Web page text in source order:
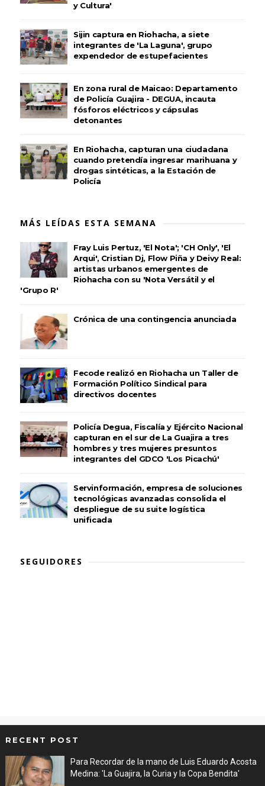
y Cultura'
Sijin captura en Riohacha, a siete
integrantes de 'La Laguna', grupo
expendedor de estupefacientes
En zona rural de Maicao: Departamento
de Policía Guajira - DEGUA, incauta
fósforos eléctricos y cápsulas
detonantes
En Riohacha, capturan una ciudadana
cuando pretendía ingresar marihuana y
drogas sintéticas, a la Estación de
Policía
MÁS LEÍDAS ESTA SEMANA
Fray Luis Pertuz, 'El Nota'; 'CH Only', 'El
Arqui', Cristian Dj, Flow Piña y Deivy Real:
artistas urbanos emergentes de
Riohacha con su 'Nota Versátil y el
'Grupo R'
Crónica de una contingencia anunciada
Fecode realizó en Riohacha un Taller de
Formación Político Sindical para
directivos docentes
Policía Degua, Fiscalía y Ejército Nacional
capturan en el sur de La Guajira a tres
hombres y tres mujeres presuntos
integrantes del GDCO 'Los Picachú'
Servinformación, empresa de soluciones
tecnológicas avanzadas consolida el
despliegue de su suite logística
unificada
SEGUIDORES
RECENT POST
Para Recordar de la mano de Luis Eduardo Acosta
Medina: 'La Guajira, la Curia y la Copa Bendita'